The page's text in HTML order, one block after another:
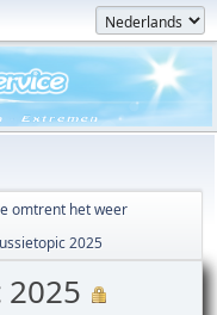
omtrent het weer
2025